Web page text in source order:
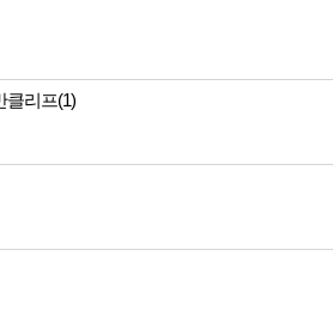
클리프(1)